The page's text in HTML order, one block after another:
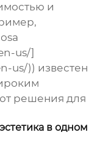
и
us/]
us/)) известен
решения для
в одном